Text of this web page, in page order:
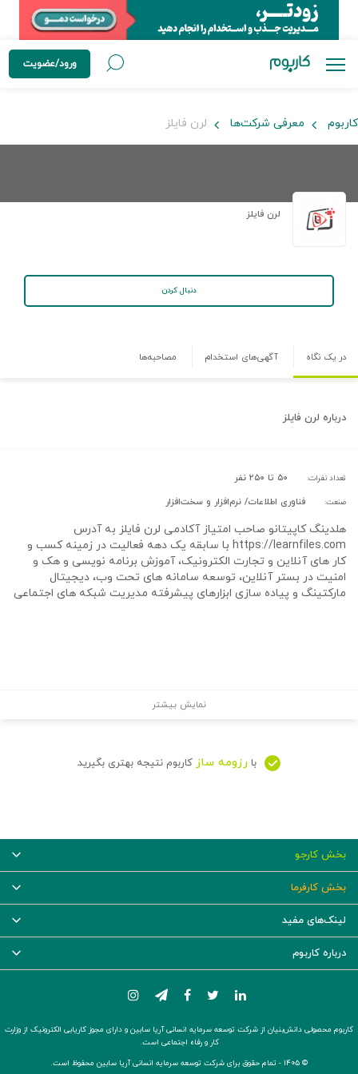
ورود/عضویت
کاربوم معرفی شرکت‌ها لرن فایلز
لرن فایلز
دنبال کردن
در یک نگاه آگهی‌های استخدام مصاحبه‌ها
درباره لرن فایلز
تعداد نفرات: ۵۰ تا ۲۵۰ نفر
صنعت: فناوری اطلاعات/ نرم‌افزار و سخت‌افزار
هلدینگ کاپیتانو صاحب امتیاز آکادمی لرن فایلز به آدرس
https://learnfiles.com با سابقه یک دهه فعالیت در زمینه کسب و
کار های آنلاین و تجارت الکترونیک، آموزش برنامه نویسی و هک و
امنیت در بستر آنلاین، توسعه سامانه های تحت وب، دیجیتال
مارکتینگ و پیاده سازی ابزارهای پیشرفته مدیریت شبکه های اجتماعی
نمایش بیشتر
با رزومه ساز کاربوم نتیجه بهتری بگیرید
بخش کارجو
بخش کارفرما
لینک‌های مفید
درباره کاربوم
کاربوم محصولی دانش‌بنیان از شرکت توسعه سرمایه انسانی آریا سابین و دارای مجوز کاریابی الکترونیک از وزارت
کار و رفاه اجتماعی است.
© ۱۴۰۵ -
تمام حقوق برای شرکت توسعه سرمایه انسانی آریا سابین محفوظ است.